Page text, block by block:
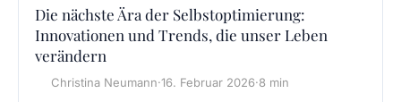
Die nächste Ära der Selbstoptimierung:
Innovationen und Trends, die unser Leben
verändern
Christina Neumann·16. Februar 2026·8 min